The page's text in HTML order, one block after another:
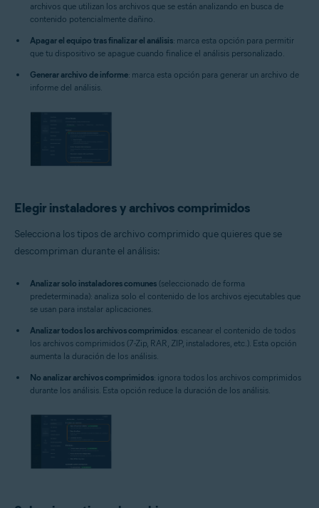
archivos que utilizan los archivos que se están analizando en busca de
contenido potencialmente dañino.
Apagar el equipo tras finalizar el análisis: marca esta opción para permitir
que tu dispositivo se apague cuando finalice el análisis personalizado.
Generar archivo de informe: marca esta opción para generar un archivo de
informe del análisis.
Elegir instaladores y archivos comprimidos
Selecciona los tipos de archivo comprimido que quieres que se
descompriman durante el análisis:
Analizar solo instaladores comunes (seleccionado de forma
predeterminada): analiza solo el contenido de los archivos ejecutables que
se usan para instalar aplicaciones.
Analizar todos los archivos comprimidos: escanear el contenido de todos
los archivos comprimidos (7-Zip, RAR, ZIP, instaladores, etc.). Esta opción
aumenta la duración de los análisis.
No analizar archivos comprimidos: ignora todos los archivos comprimidos
durante los análisis. Esta opción reduce la duración de los análisis.